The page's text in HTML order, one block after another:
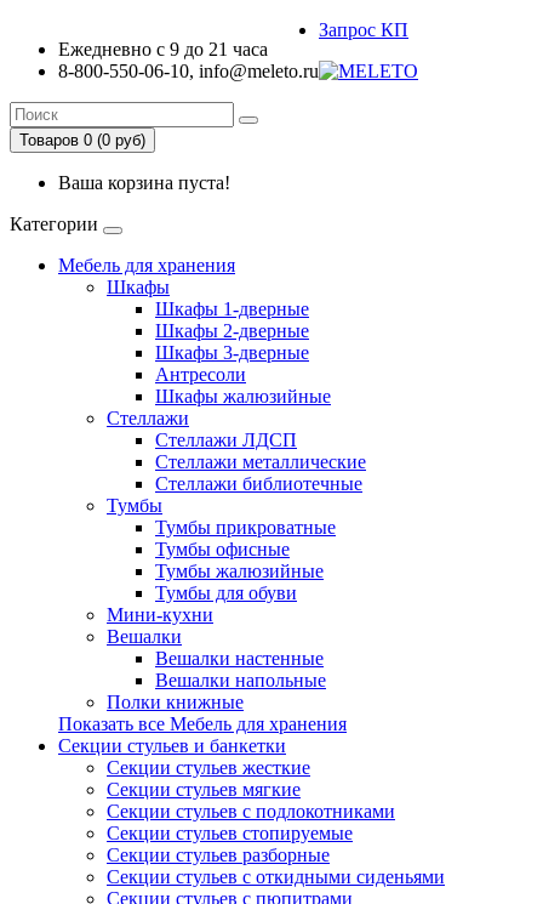
Ежедневно с 9 до 21 часа
8-800-550-06-10, info@meleto.ru
Запрос КП
Товаров 0 (0 pуб)
Ваша корзина пуста!
Категории
Мебель для хранения
Шкафы
Шкафы 1-дверные
Шкафы 2-дверные
Шкафы 3-дверные
Антресоли
Шкафы жалюзийные
Стеллажи
Стеллажи ЛДСП
Стеллажи металлические
Стеллажи библиотечные
Тумбы
Тумбы прикроватные
Тумбы офисные
Тумбы жалюзийные
Тумбы для обуви
Мини-кухни
Вешалки
Вешалки настенные
Вешалки напольные
Полки книжные
Показать все Мебель для хранения
Секции стульев и банкетки
Секции стульев жесткие
Секции стульев мягкие
Секции стульев с подлокотниками
Секции стульев стопируемые
Секции стульев разборные
Секции стульев с откидными сиденьями
Секции стульев с пюпитрами